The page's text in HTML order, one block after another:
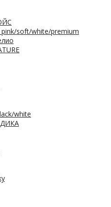
soft/white/premium
white